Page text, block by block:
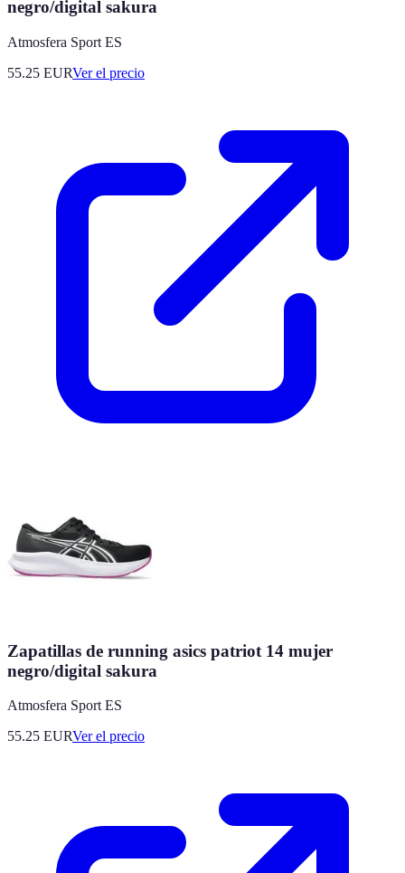
negro/digital sakura
Atmosfera Sport ES
55.25 EURVer el precio
Zapatillas de running asics patriot 14 mujer
negro/digital sakura
Atmosfera Sport ES
55.25 EURVer el precio